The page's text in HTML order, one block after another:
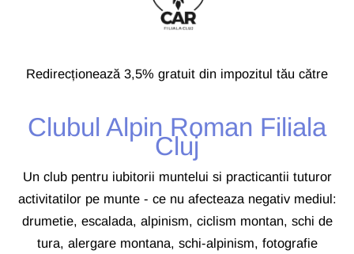
Redirecționează 3,5% gratuit din impozitul tău către
Clubul Alpin Roman Filiala
Cluj
Un club pentru iubitorii muntelui si practicantii tuturor
activitatilor pe munte - ce nu afecteaza negativ mediul:
drumetie, escalada, alpinism, ciclism montan, schi de
tura, alergare montana, schi-alpinism, fotografie